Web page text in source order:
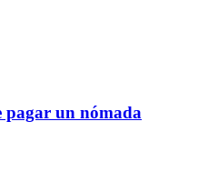
pagar un nómada